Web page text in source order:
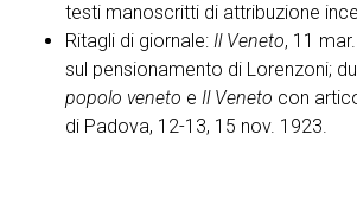
testi manoscritti di attribuzione
Ritagli di giornale: Il Veneto, 11
sul pensionamento di Lorenzoni;
popolo veneto e Il Veneto con
di Padova, 12-13, 15 nov. 1923.